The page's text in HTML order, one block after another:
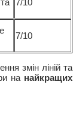
7/10
змін ліній та
на найкращих